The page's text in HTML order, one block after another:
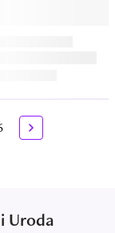
Uroda